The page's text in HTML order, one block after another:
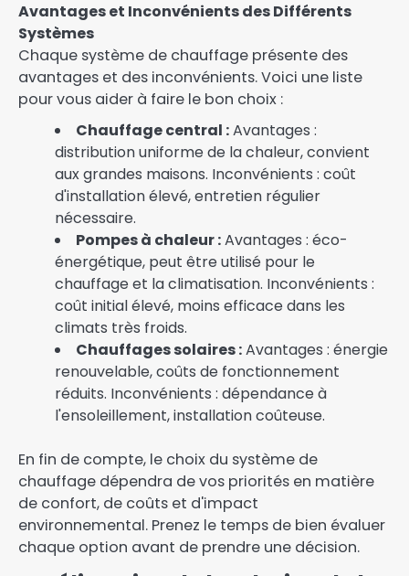
Avantages et Inconvénients des Différents
Systèmes
Chaque système de chauffage présente des
avantages et des inconvénients. Voici une liste
pour vous aider à faire le bon choix :
Chauffage central :Avantages :
distribution uniforme de la chaleur, convient
aux grandes maisons. Inconvénients : coût
d'installation élevé, entretien régulier
nécessaire.
Pompes à chaleur :Avantages : éco-
énergétique, peut être utilisé pour le
chauffage et la climatisation. Inconvénients :
coût initial élevé, moins efficace dans les
climats très froids.
Chauffages solaires :Avantages : énergie
renouvelable, coûts de fonctionnement
réduits. Inconvénients : dépendance à
l'ensoleillement, installation coûteuse.
En fin de compte, le choix du système de
chauffage dépendra de vos priorités en matière
de confort, de coûts et d'impact
environnemental. Prenez le temps de bien évaluer
chaque option avant de prendre une décision.